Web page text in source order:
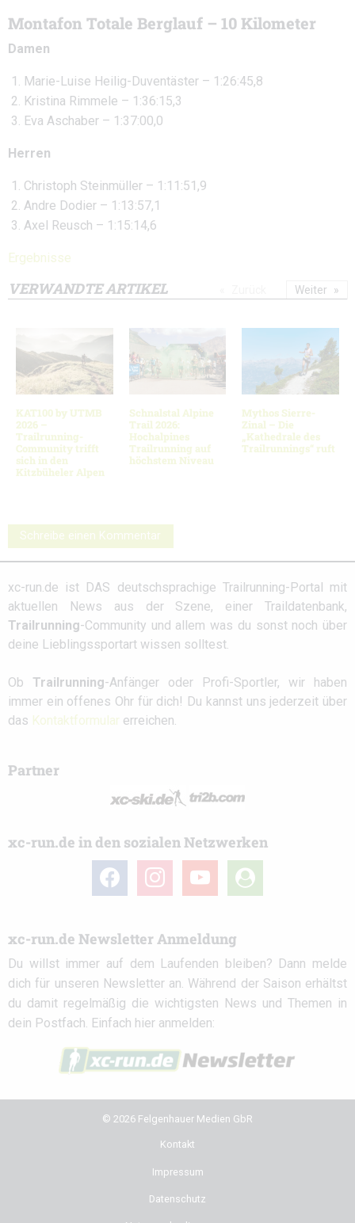
Montafon Totale Berglauf – 10 Kilometer
Damen
Marie-Luise Heilig-Duventäster – 1:26:45,8
Kristina Rimmele – 1:36:15,3
Eva Aschaber – 1:37:00,0
Herren
Christoph Steinmüller – 1:11:51,9
Andre Dodier – 1:13:57,1
Axel Reusch – 1:15:14,6
Ergebnisse
VERWANDTE ARTIKEL
KAT100 by UTMB
2026 –
Trailrunning-
Community trifft
sich in den
Kitzbüheler Alpen
Schnalstal Alpine
Trail 2026:
Hochalpines
Trailrunning auf
höchstem Niveau
Mythos Sierre-
Zinal – Die
„Kathedrale des
Trailrunnings“ ruft
Weiter
Schreibe einen Kommentar
xc-run.de ist DAS deutschsprachige Trailrunning-Portal mit
aktuellen News aus der Szene, einer Traildatenbank,
Trailrunning-Community und allem was du sonst noch über
deine Lieblingssportart wissen solltest.
Ob Trailrunning-Anfänger oder Profi-Sportler, wir haben
immer ein offenes Ohr für dich! Du kannst uns jederzeit über
das Kontaktformular erreichen.
Partner
xc-run.de in den sozialen Netzwerken
facebook instagramyoutube
user-
circle
xc-run.de Newsletter Anmeldung
Du willst immer auf dem Laufenden bleiben? Dann melde
dich für unseren Newsletter an. Während der Saison erhältst
du damit regelmäßig die wichtigsten News und Themen in
dein Postfach. Einfach hier anmelden:
© 2026 Felgenhauer Medien GbR
Kontakt
Impressum
Datenschutz